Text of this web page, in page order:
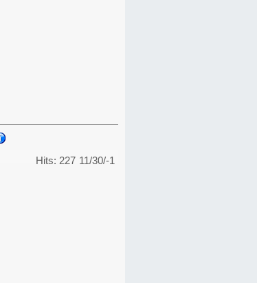
11/30/-1
Hits: 227